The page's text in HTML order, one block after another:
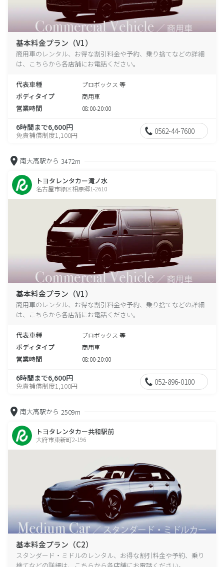
基本料金プラン（V1）
商用車のレンタル、お得な割引料金や予約、乗り捨てなどの詳細
は、こちらから各店舗にお電話ください。
代表車種 プロボックス 等
ボディタイプ 商用車
営業時間 08:00-20:00
6時間まで6,600円
免責補償制度1,100円 0562-44-7600
南大高駅から 3472m
トヨタレンタカー滝ノ水
名古屋市緑区相原郷1-2610
基本料金プラン（V1）
商用車のレンタル、お得な割引料金や予約、乗り捨てなどの詳細
は、こちらから各店舗にお電話ください。
代表車種 プロボックス 等
ボディタイプ 商用車
営業時間 08:00-20:00
6時間まで6,600円
免責補償制度1,100円 052-896-0100
南大高駅から 2509m
トヨタレンタカー共和駅前
大府市東新町2-196
基本料金プラン（C2）
スタンダード・ミドルのレンタル、お得な割引料金や予約、乗り